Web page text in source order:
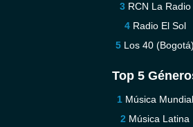
RCN La Radio
Radio El Sol
Los 40 (Bogotá)
Top 5
Música Mundial
Música Latina